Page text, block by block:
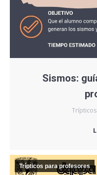
Sismos:
Trípticos para profesores